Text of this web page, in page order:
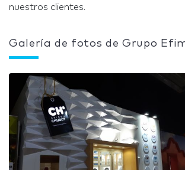
nuestros clientes.
Galería de fotos de Grupo